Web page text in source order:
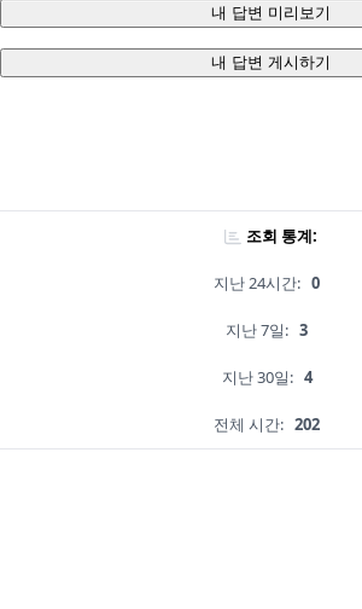
내 답변 미리보기
내 답변 게시하기
조회 통계:
지난 24시간: 0
지난 7일: 3
지난 30일: 4
전체 시간: 202